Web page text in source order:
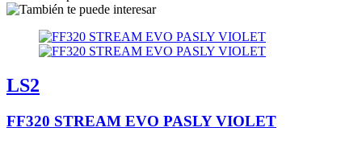
LS2
FF320 STREAM EVO PASLY VIOLET